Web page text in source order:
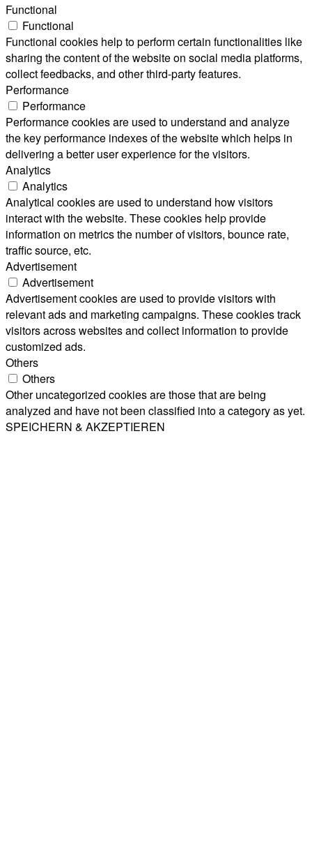
Functional
Functional
Functional cookies help to perform certain functionalities like
sharing the content of the website on social media platforms,
collect feedbacks, and other third-party features.
Performance
Performance
Performance cookies are used to understand and analyze
the key performance indexes of the website which helps in
delivering a better user experience for the visitors.
Analytics
Analytics
Analytical cookies are used to understand how visitors
interact with the website. These cookies help provide
information on metrics the number of visitors, bounce rate,
traffic source, etc.
Advertisement
Advertisement
Advertisement cookies are used to provide visitors with
relevant ads and marketing campaigns. These cookies track
visitors across websites and collect information to provide
customized ads.
Others
Others
Other uncategorized cookies are those that are being
analyzed and have not been classified into a category as yet.
SPEICHERN & AKZEPTIEREN